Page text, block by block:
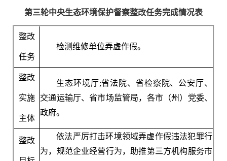
第三轮中央生态环境保护督察整改任务完成情况表
整改
任务
检测维修单位弄虚作假。
整改
实施
主体
生态环境厅;省法院、省检察院、公安厅、
交通运输厅、省市场监管局，各市（州）党委、
政府。
整改
依法严厉打击环境领域弄虚作假违法犯罪行
为，规范企业经营行为，助推第三方机构服务市